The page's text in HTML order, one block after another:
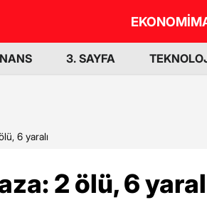
EKONOMİ
3. SAYFA
6 yaralı
2 ölü, 6